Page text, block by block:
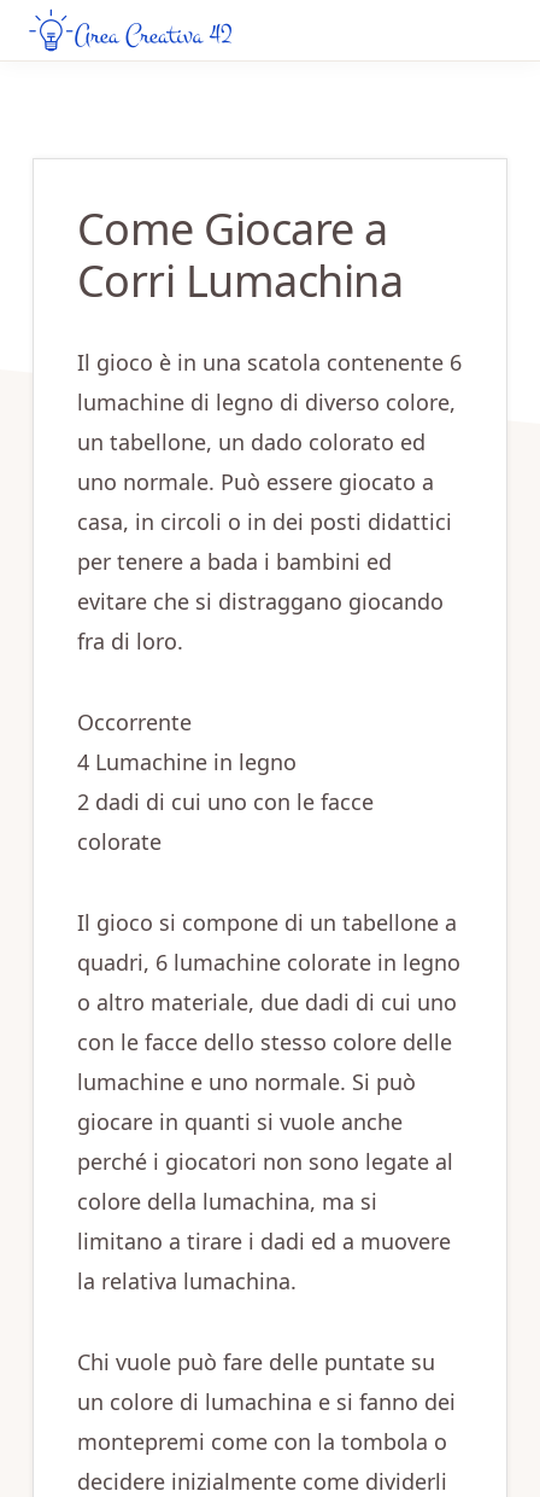
Skip
to
Skip
to
Come Giocare a
Corri Lumachina
Il gioco è in una scatola contenente 6
lumachine di legno di diverso colore,
un tabellone, un dado colorato ed
uno normale. Può essere giocato a
casa, in circoli o in dei posti didattici
per tenere a bada i bambini ed
evitare che si distraggano giocando
fra di loro.
Occorrente
4 Lumachine in legno
2 dadi di cui uno con le facce
colorate
Il gioco si compone di un tabellone a
quadri, 6 lumachine colorate in legno
o altro materiale, due dadi di cui uno
con le facce dello stesso colore delle
lumachine e uno normale. Si può
giocare in quanti si vuole anche
perché i giocatori non sono legate al
colore della lumachina, ma si
limitano a tirare i dadi ed a muovere
la relativa lumachina.
Chi vuole può fare delle puntate su
un colore di lumachina e si fanno dei
montepremi come con la tombola o
decidere inizialmente come dividerli